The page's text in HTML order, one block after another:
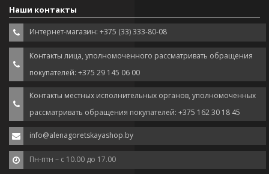
Наши контакты
Интернет-магазин: +375 (33) 333-80-08
Контакты лица, уполномоченного рассматривать обращения
покупателей: +375 29 145 06 00
Контакты местных исполнительных органов, уполномоченных
рассматривать обращения покупателей: +375 162 30 18 45
info@alenagoretskayashop.by
Пн-птн – с 10.00 до 17.00